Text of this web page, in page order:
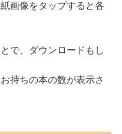
画像をタップすると各
で、ダウンロードもし
持ちの本の数が表示さ